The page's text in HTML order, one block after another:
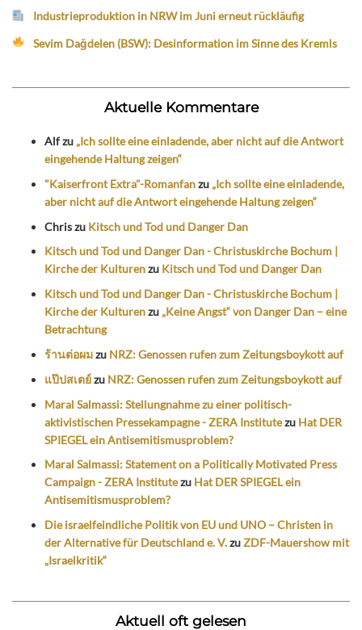
Industrieproduktion in NRW im Juni erneut rückläufig
Sevim Dağdelen (BSW): Desinformation im Sinne des Kremls
Aktuelle Kommentare
Alfzu „Ich sollte eine einladende, aber nicht auf die Antwort
eingehende Haltung zeigen“
"Kaiserfront Extra"-Romanfanzu „Ich sollte eine einladende,
aber nicht auf die Antwort eingehende Haltung zeigen“
Chriszu Kitsch und Tod und Danger Dan
Kitsch und Tod und Danger Dan - Christuskirche Bochum |
Kirche der Kulturenzu Kitsch und Tod und Danger Dan
Kitsch und Tod und Danger Dan - Christuskirche Bochum |
Kirche der Kulturenzu „Keine Angst“ von Danger Dan – eine
Betrachtung
ร้านต่อผมzu NRZ: Genossen rufen zum Zeitungsboykott auf
แป๊ปสเตย์zu NRZ: Genossen rufen zum Zeitungsboykott auf
Maral Salmassi: Stellungnahme zu einer politisch-
aktivistischen Pressekampagne - ZERA Institutezu Hat DER
SPIEGEL ein Antisemitismusproblem?
Maral Salmassi: Statement on a Politically Motivated Press
Campaign - ZERA Institutezu Hat DER SPIEGEL ein
Antisemitismusproblem?
Die israelfeindliche Politik von EU und UNO – Christen in
der Alternative für Deutschland e. V.zuZDF-Mauershow mit
„Israelkritik“
Aktuell oft gelesen